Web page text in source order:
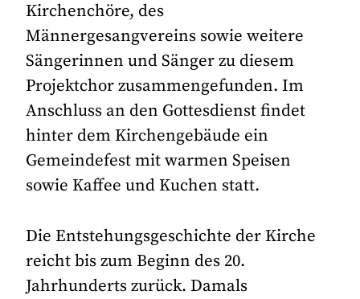
Kirchenchöre, des
Männergesangvereins sowie weitere
Sängerinnen und Sänger zu diesem
Projektchor zusammengefunden. Im
Anschluss an den Gottesdienst findet
hinter dem Kirchengebäude ein
Gemeindefest mit warmen Speisen
sowie Kaffee und Kuchen statt.
Die Entstehungsgeschichte der Kirche
reicht bis zum Beginn des 20.
Jahrhunderts zurück. Damals